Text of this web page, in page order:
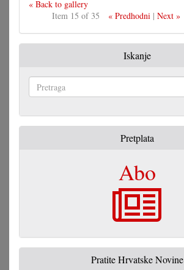
« Back to gallery
Item 15 of 35
« Predhodni| Next »
Iskanje
Pretplata
Abo
Pratite Hrvatske Novine